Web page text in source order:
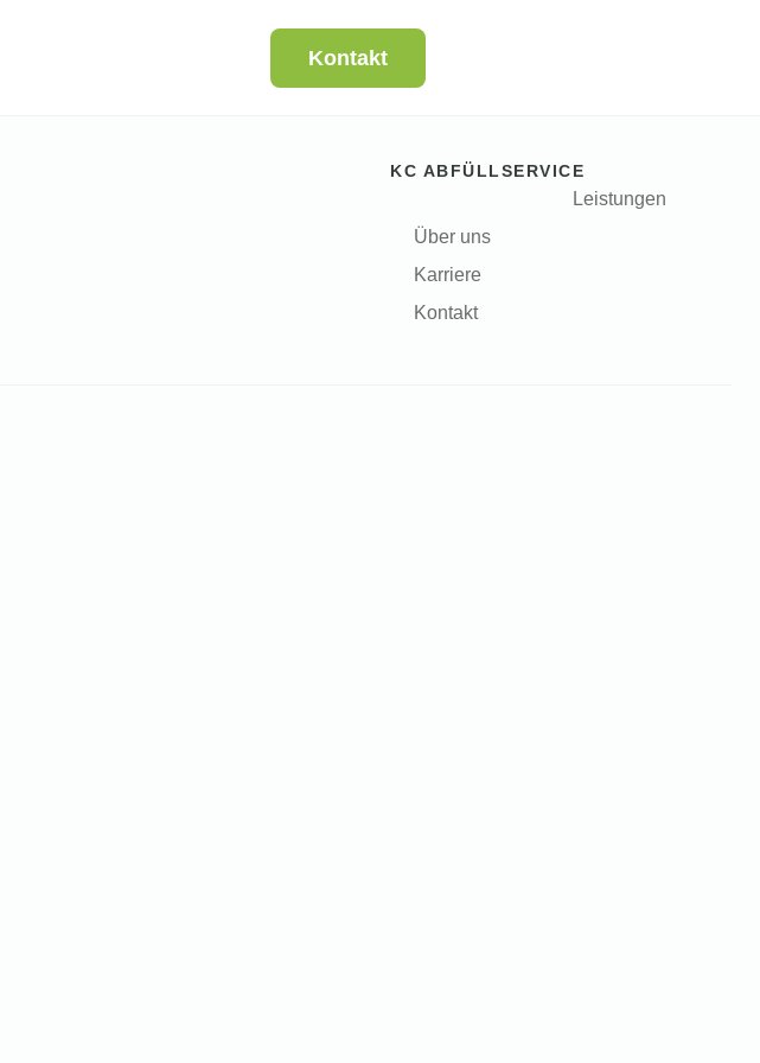
Kontakt
KC ABFÜLLSERVICE
Leistungen
Über uns
Karriere
Kontakt